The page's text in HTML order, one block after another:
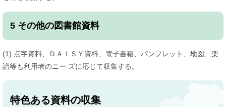
5 その他の図書館資料
(1) 点字資料、ＤＡＩＳＹ資料、電子書籍、パンフレット、地図、楽
譜等も利用者のニー ズに応じて収集する。
特色ある資料の収集